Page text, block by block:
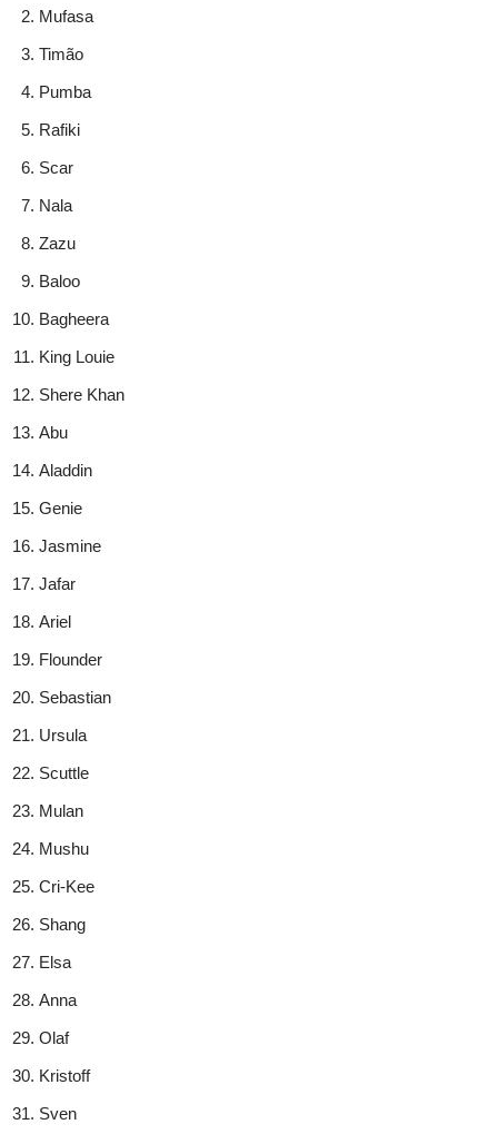
Mufasa
Timão
Pumba
Rafiki
Scar
Nala
Zazu
Baloo
Bagheera
King Louie
Shere Khan
Abu
Aladdin
Genie
Jasmine
Jafar
Ariel
Flounder
Sebastian
Ursula
Scuttle
Mulan
Mushu
Cri-Kee
Shang
Elsa
Anna
Olaf
Kristoff
Sven